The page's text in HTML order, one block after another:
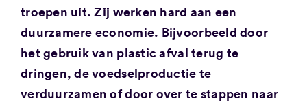
troepen uit. Zij werken hard aan een
duurzamere economie. Bijvoorbeeld door
het gebruik van plastic afval terug te
dringen, de voedselproductie te
verduurzamen of door over te stappen naar